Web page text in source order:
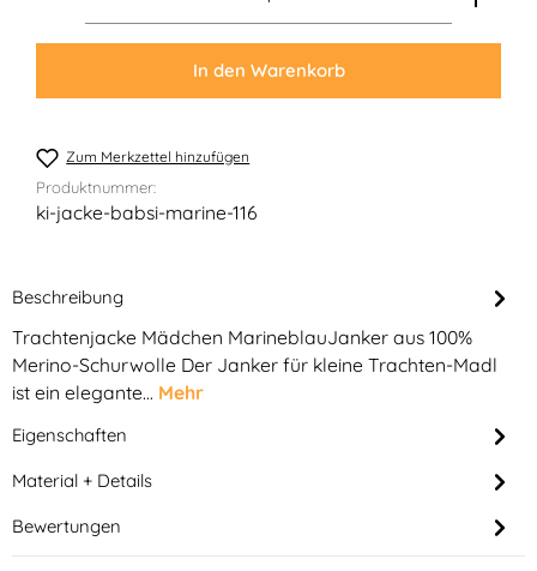
In den Warenkorb
Zum Merkzettel hinzufügen
Produktnummer:
ki-jacke-babsi-marine-116
Beschreibung
Trachtenjacke Mädchen MarineblauJanker aus 100%
Merino-Schurwolle Der Janker für kleine Trachten-Madl
ist ein elegante… Mehr
Eigenschaften
Material + Details
Bewertungen